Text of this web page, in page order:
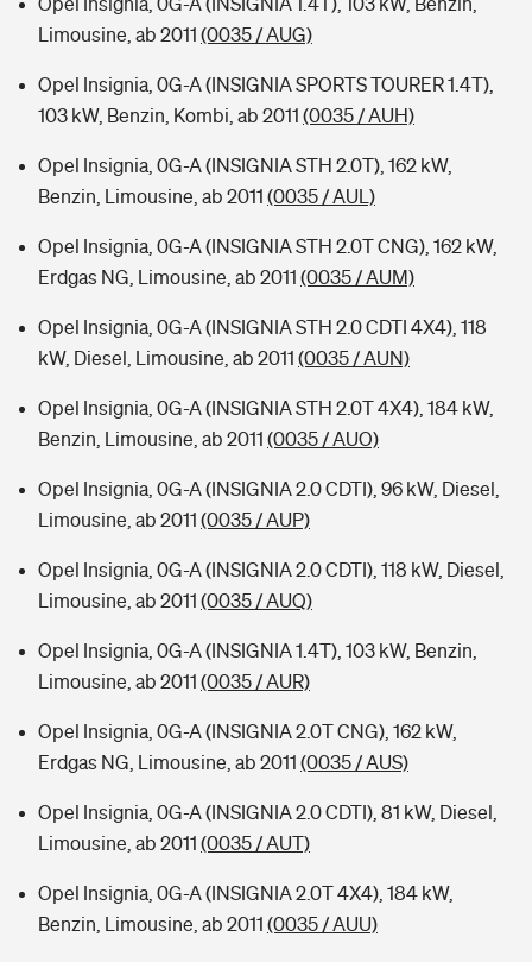
Limousine, ab 2011 (0035 / AUG)
Opel Insignia, 0G-A (INSIGNIA SPORTS TOURER 1.4T),
103 kW, Benzin, Kombi, ab 2011 (0035 / AUH)
Opel Insignia, 0G-A (INSIGNIA STH 2.0T), 162 kW,
Benzin, Limousine, ab 2011 (0035 / AUL)
Opel Insignia, 0G-A (INSIGNIA STH 2.0T CNG), 162 kW,
Erdgas NG, Limousine, ab 2011 (0035 / AUM)
Opel Insignia, 0G-A (INSIGNIA STH 2.0 CDTI 4X4), 118
kW, Diesel, Limousine, ab 2011 (0035 / AUN)
Opel Insignia, 0G-A (INSIGNIA STH 2.0T 4X4), 184 kW,
Benzin, Limousine, ab 2011 (0035 / AUO)
Opel Insignia, 0G-A (INSIGNIA 2.0 CDTI), 96 kW, Diesel,
Limousine, ab 2011 (0035 / AUP)
Opel Insignia, 0G-A (INSIGNIA 2.0 CDTI), 118 kW, Diesel,
Limousine, ab 2011 (0035 / AUQ)
Opel Insignia, 0G-A (INSIGNIA 1.4T), 103 kW, Benzin,
Limousine, ab 2011 (0035 / AUR)
Opel Insignia, 0G-A (INSIGNIA 2.0T CNG), 162 kW,
Erdgas NG, Limousine, ab 2011 (0035 / AUS)
Opel Insignia, 0G-A (INSIGNIA 2.0 CDTI), 81 kW, Diesel,
Limousine, ab 2011 (0035 / AUT)
Opel Insignia, 0G-A (INSIGNIA 2.0T 4X4), 184 kW,
Benzin, Limousine, ab 2011 (0035 / AUU)